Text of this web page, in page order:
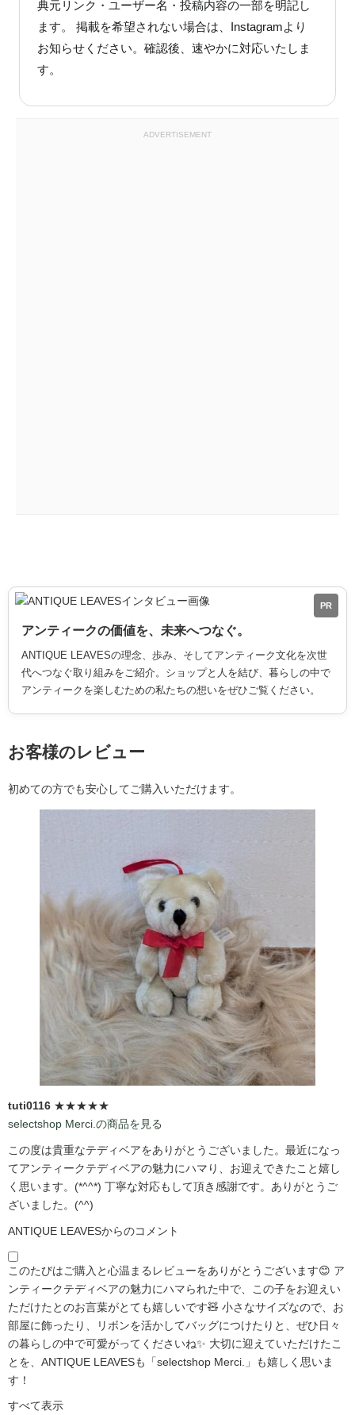
典元リンク・ユーザー名・投稿内容の一部を明記し
ます。 掲載を希望されない場合は、Instagramより
お知らせください。確認後、速やかに対応いたしま
す。
ADVERTISEMENT
PR
アンティークの価値を、未来へつなぐ。
ANTIQUE LEAVESの理念、歩み、そしてアンティーク文化を次世
代へつなぐ取り組みをご紹介。ショップと人を結び、暮らしの中で
アンティークを楽しむための私たちの想いをぜひご覧ください。
お客様のレビュー
初めての方でも安心してご購入いただけます。
tuti0116 ★★★★★
selectshop Merci.の商品を見る
この度は貴重なテディベアをありがとうございました。最近になっ
てアンティークテディベアの魅力にハマり、お迎えできたこと嬉し
く思います。(*^^*) 丁寧な対応もして頂き感謝です。ありがとうご
ざいました。(^^)
ANTIQUE LEAVESからのコメント
このたびはご購入と心温まるレビューをありがとうございます😊 ア
ンティークテディベアの魅力にハマられた中で、この子をお迎えい
ただけたとのお言葉がとても嬉しいです🧸 小さなサイズなので、お
部屋に飾ったり、リボンを活かしてバッグにつけたりと、ぜひ日々
の暮らしの中で可愛がってくださいね✨ 大切に迎えていただけたこ
とを、ANTIQUE LEAVESも「selectshop Merci.」も嬉しく思いま
す！
すべて表示